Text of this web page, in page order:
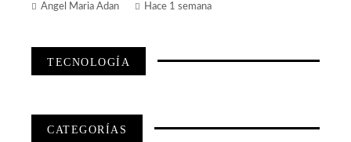
Angel Maria Adan Hace 1 semana
TECNOLOGÍA
CATEGORÍAS